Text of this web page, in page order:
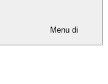
Menu di